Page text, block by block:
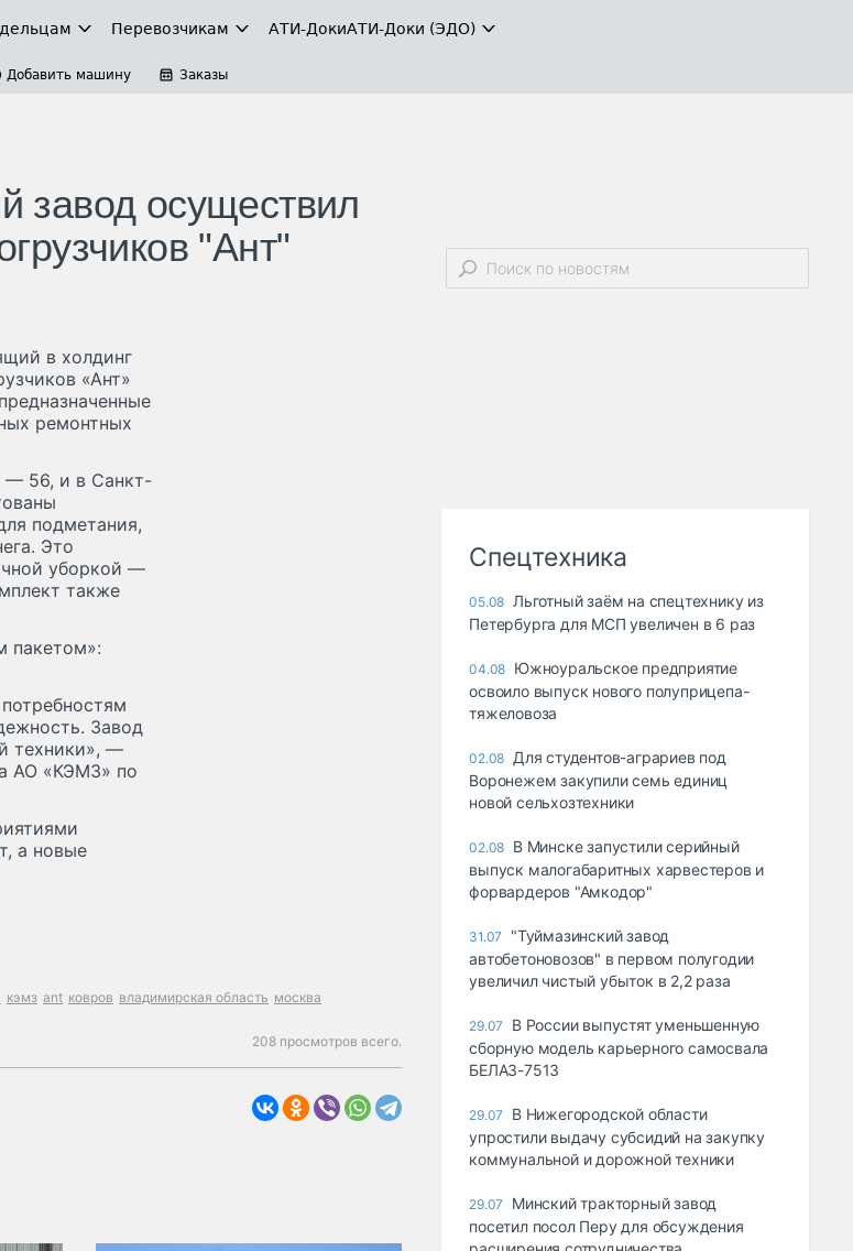
Перевозчикам АТИ-ДокиАТИ-Доки (ЭДО)
Добавить машину Заказы
завод осуществил
"Ант"
в холдинг
«Ант»
ремонтных
— 56, и в Санкт-
подметания,
Это
уборкой —
также
пакетом»:
Завод
техники», —
АО «КЭМЗ» по
а новые
кэмз ant ковров владимирская область москва
208 просмотров всего.
Спецтехника
05.08 Льготный заём на спецтехнику из
Петербурга для МСП увеличен в 6 раз
04.08 Южноуральское предприятие
освоило выпуск нового полуприцепа-
тяжеловоза
02.08 Для студентов-аграриев под
Воронежем закупили семь единиц
новой сельхозтехники
02.08 В Минске запустили серийный
выпуск малогабаритных харвестеров и
форвардеров "Амкодор"
31.07
"Туймазинский завод
автобетоновозов" в первом полугодии
увеличил чистый убыток в 2,2 раза
29.07
В России выпустят уменьшенную
сборную модель карьерного самосвала
БЕЛАЗ-7513
29.07
В Нижегородской области
упростили выдачу субсидий на закупку
коммунальной и дорожной техники
29.07
Минский тракторный завод
посетил посол Перу для обсуждения